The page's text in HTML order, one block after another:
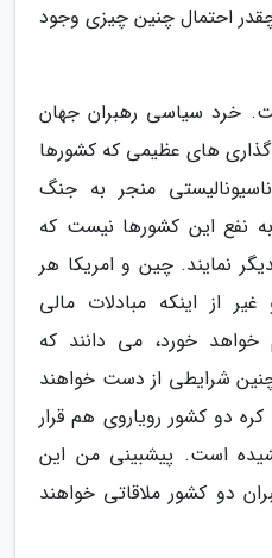
احتمال چنین چیزی وجود
خرد سیاسی رهبران جهان
گذاری های عظیمی که کشورها
منجر به جنگ
نفع این کشورها نیست که
نمایند. چین و امریکا هر
از اینکه مبادلات مالی
خورد، می دانند که
شرایطی از دست خواهند
دو کشور رویاروی هم قرار
است. پیشبینی من این
دو کشور ملاقاتی خواهند